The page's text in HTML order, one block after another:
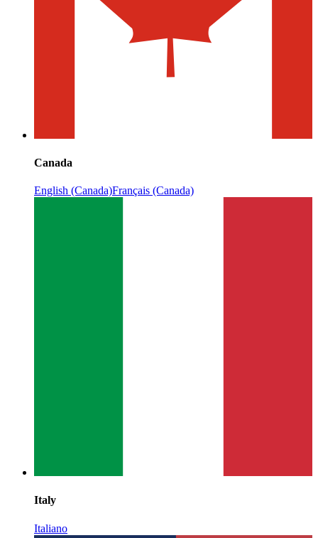
Canada
English (Canada)Français (Canada)
Italy
Italiano